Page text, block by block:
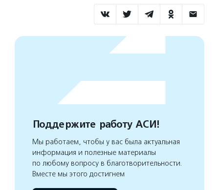
Поддержите работу АСИ!
Мы работаем, чтобы у вас была актуальная
информация и полезные материалы
по любому вопросу в благотворительности.
Вместе мы этого достигнем